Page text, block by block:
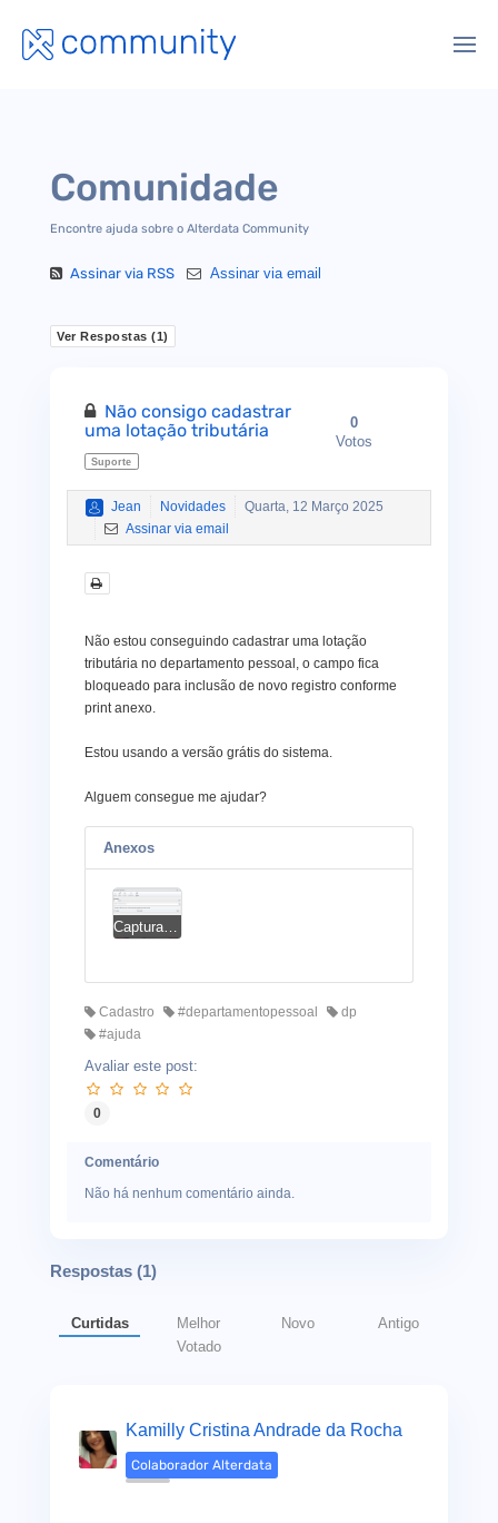
Comunidade
Encontre ajuda sobre o Alterdata Community
Assinar via RSS Assinar via email
Ver Respostas (1)
Não consigo cadastrar
uma lotação tributária
Suporte
0
Votos
Jean Novidades
Quarta, 12 Março 2025
Assinar via email
Não estou conseguindo cadastrar uma lotação
tributária no departamento pessoal, o campo fica
bloqueado para inclusão de novo registro conforme
print anexo.
Estou usando a versão grátis do sistema.
Alguem consegue me ajudar?
Anexos
Captura de tela 2025-03-12 200051.png
Cadastro #departamentopessoal
dp
#ajuda
Avaliar este post:
0
Comentário
Não há nenhum comentário ainda.
Respostas (1)
Curtidas
Melhor
Votado
Novo Antigo
Kamilly Cristina Andrade da Rocha
Colaborador Alterdata